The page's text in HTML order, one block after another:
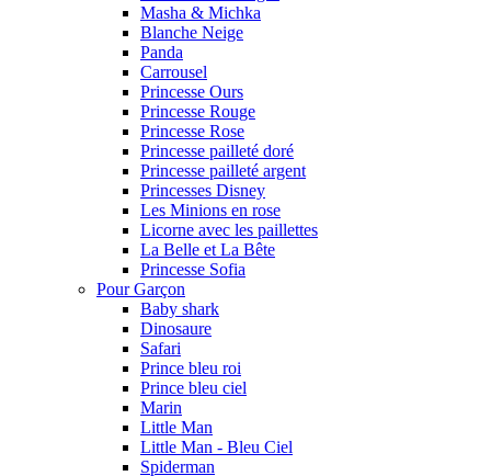
Masha & Michka
Blanche Neige
Panda
Carrousel
Princesse Ours
Princesse Rouge
Princesse Rose
Princesse pailleté doré
Princesse pailleté argent
Princesses Disney
Les Minions en rose
Licorne avec les paillettes
La Belle et La Bête
Princesse Sofia
Pour Garçon
Baby shark
Dinosaure
Safari
Prince bleu roi
Prince bleu ciel
Marin
Little Man
Little Man - Bleu Ciel
Spiderman